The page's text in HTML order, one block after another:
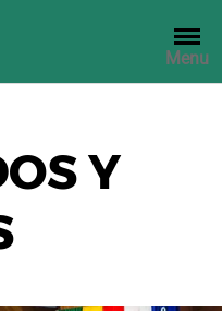
Menu
Y